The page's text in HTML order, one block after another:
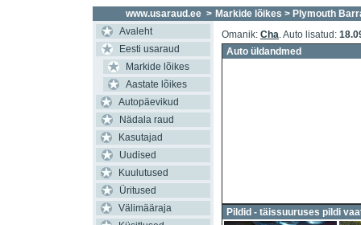
www.usaraud.ee >
Avaleht
Eesti usaraud
Markide lõikes
Aastate lõikes
Autopäevikud
Nädala raud
Kasutajad
Uudised
Kuulutused
Üritused
Välimääraja
Markide lõikes > Plymouth
Omanik: Cha. Auto lisatud:
Auto üldandmed
Pildid - täissuuruses pildi